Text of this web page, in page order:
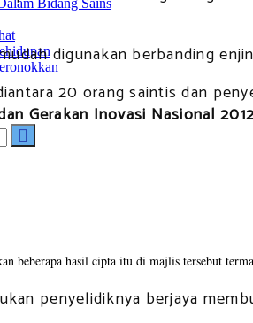
Bidang Sains
digunakan berbanding
20 orang saintis dan
Gerakan Inovasi Nasional
beberapa hasil cipta itu di majlis tersebut
penyelidiknya berjaya